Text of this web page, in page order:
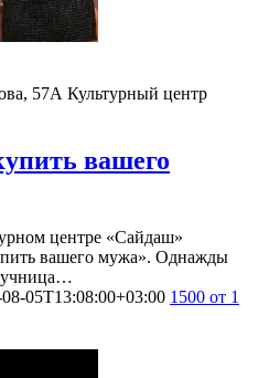
57А Культурный центр
вашего
центре «Сайдаш»
вашего мужа». Однажды
05T13:08:00+03:00 1500 от 1